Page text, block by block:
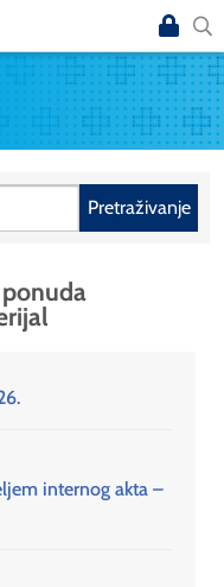
Pretraživanje
internog akta –